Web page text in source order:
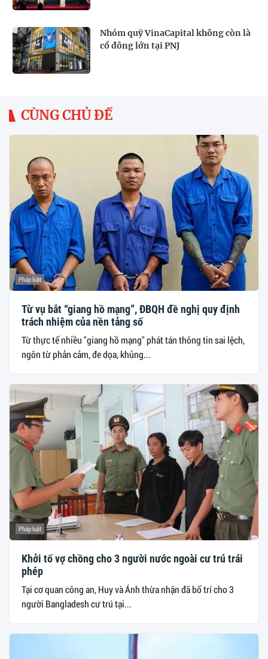
Nhóm quỹ VinaCapital không còn là
cổ đông lớn tại PNJ
CÙNG CHỦ ĐỀ
Pháp luật
Từ vụ bắt “giang hồ mạng”, ĐBQH đề nghị quy định
trách nhiệm của nền tảng số
Từ thực tế nhiều "giang hồ mạng" phát tán thông tin sai lệch,
ngôn từ phản cảm, đe dọa, khủng...
Pháp luật
Khởi tố vợ chồng cho 3 người nước ngoài cư trú trái
phép
Tại cơ quan công an, Huy và Ánh thừa nhận đã bố trí cho 3
người Bangladesh cư trú tại...